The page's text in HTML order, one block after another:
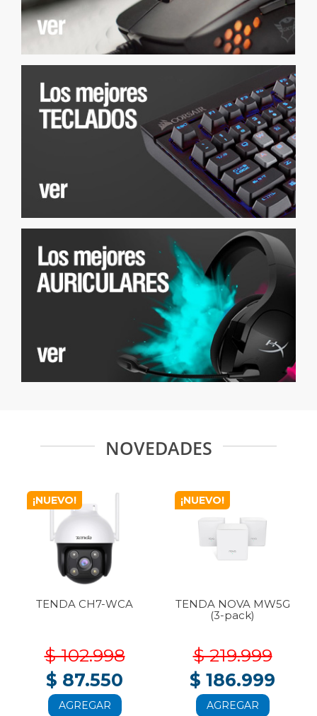
NOVEDADES
¡NUEVO!
TENDA CH7-WCA
$ 102.998
$ 87.550
AGREGAR
¡NUEVO!
TENDA NOVA MW5G
(3-pack)
$ 219.999
$ 186.999
AGREGAR